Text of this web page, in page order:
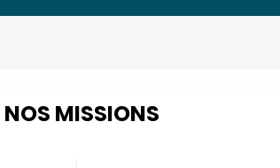
NOS MISSIONS